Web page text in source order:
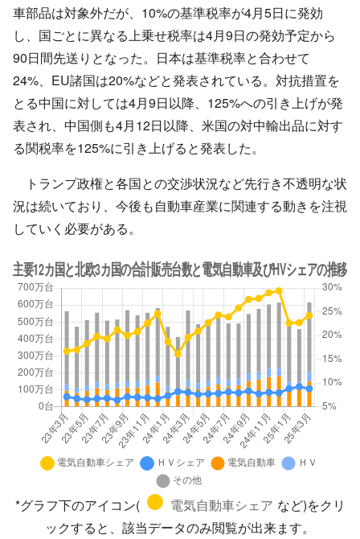
車部品は対象外だが、10%の基準税率が4月5日に発効
し、国ごとに異なる上乗せ税率は4月9日の発効予定から
90日間先送りとなった。日本は基準税率と合わせて
24%、EU諸国は20%などと発表されている。対抗措置を
とる中国に対しては4月9日以降、125%への引き上げが発
表され、中国側も4月12日以降、米国の対中輸出品に対す
る関税率を125%に引き上げると発表した。
トランプ政権と各国との交渉状況など先行き不透明な状
況は続いており、今後も自動車産業に関連する動きを注視
していく必要がある。
*グラフ下のアイコン( 電気自動車シェア など)をクリ
ックすると、該当データのみ閲覧が出来ます。